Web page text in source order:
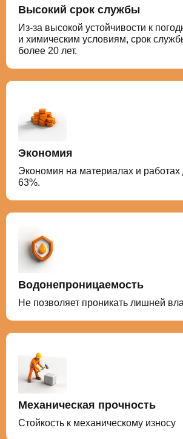
Высокий срок службы
Из-за высокой устойчивости к
и химическим условиям, срок
более 20 лет.
Экономия
Экономия на материалах и работах
63%.
Водонепроницаемость
Не позволяет проникать лишней
Механическая прочность
Стойкость к механическому износу